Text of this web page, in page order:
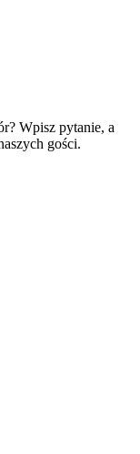
Wpisz pytanie, a
gości.